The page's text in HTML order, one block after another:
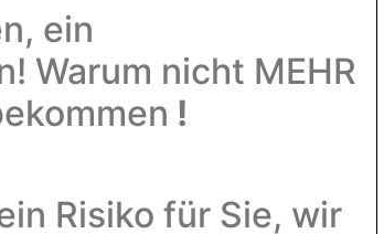
ein
Warum nicht MEHR
!
Risiko für Sie, wir